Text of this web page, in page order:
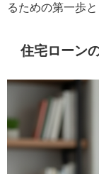
るための第一歩
住宅ローン